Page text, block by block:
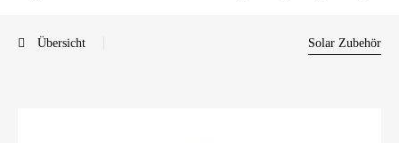
Übersicht Solar Zubehör